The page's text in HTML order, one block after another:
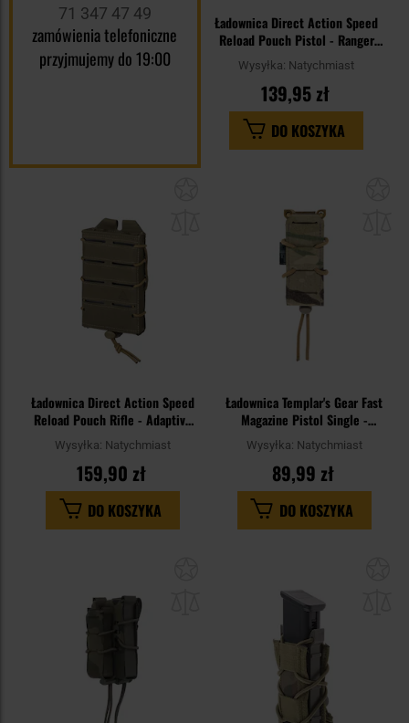
71 347 47 49
zamówienia telefoniczne
przyjmujemy do 19:00
Ładownica Direct Action Speed
Reload Pouch Pistol - Ranger
Green
Wysyłka: Natychmiast
139,95 zł
DO KOSZYKA
Ładownica Direct Action Speed
Reload Pouch Rifle - Adaptive
Green
Wysyłka: Natychmiast
159,90 zł
DO KOSZYKA
Ładownica Templar's Gear Fast
Magazine Pistol Single -
MultiCam
Wysyłka: Natychmiast
89,99 zł
DO KOSZYKA